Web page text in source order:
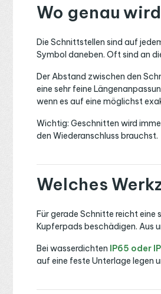
Wo genau
Die Schnittstellen sind auf
Symbol daneben. Oft sind an
Der Abstand zwischen den
eine sehr feine
wenn es auf eine möglichst
Wichtig: Geschnitten wird
den Wiederanschluss brauchst.
Welches
Für gerade Schnitte reicht eine
Kupferpads beschädigen. Aus
Bei wasserdichten IP65 oder
auf eine feste Unterlage legen